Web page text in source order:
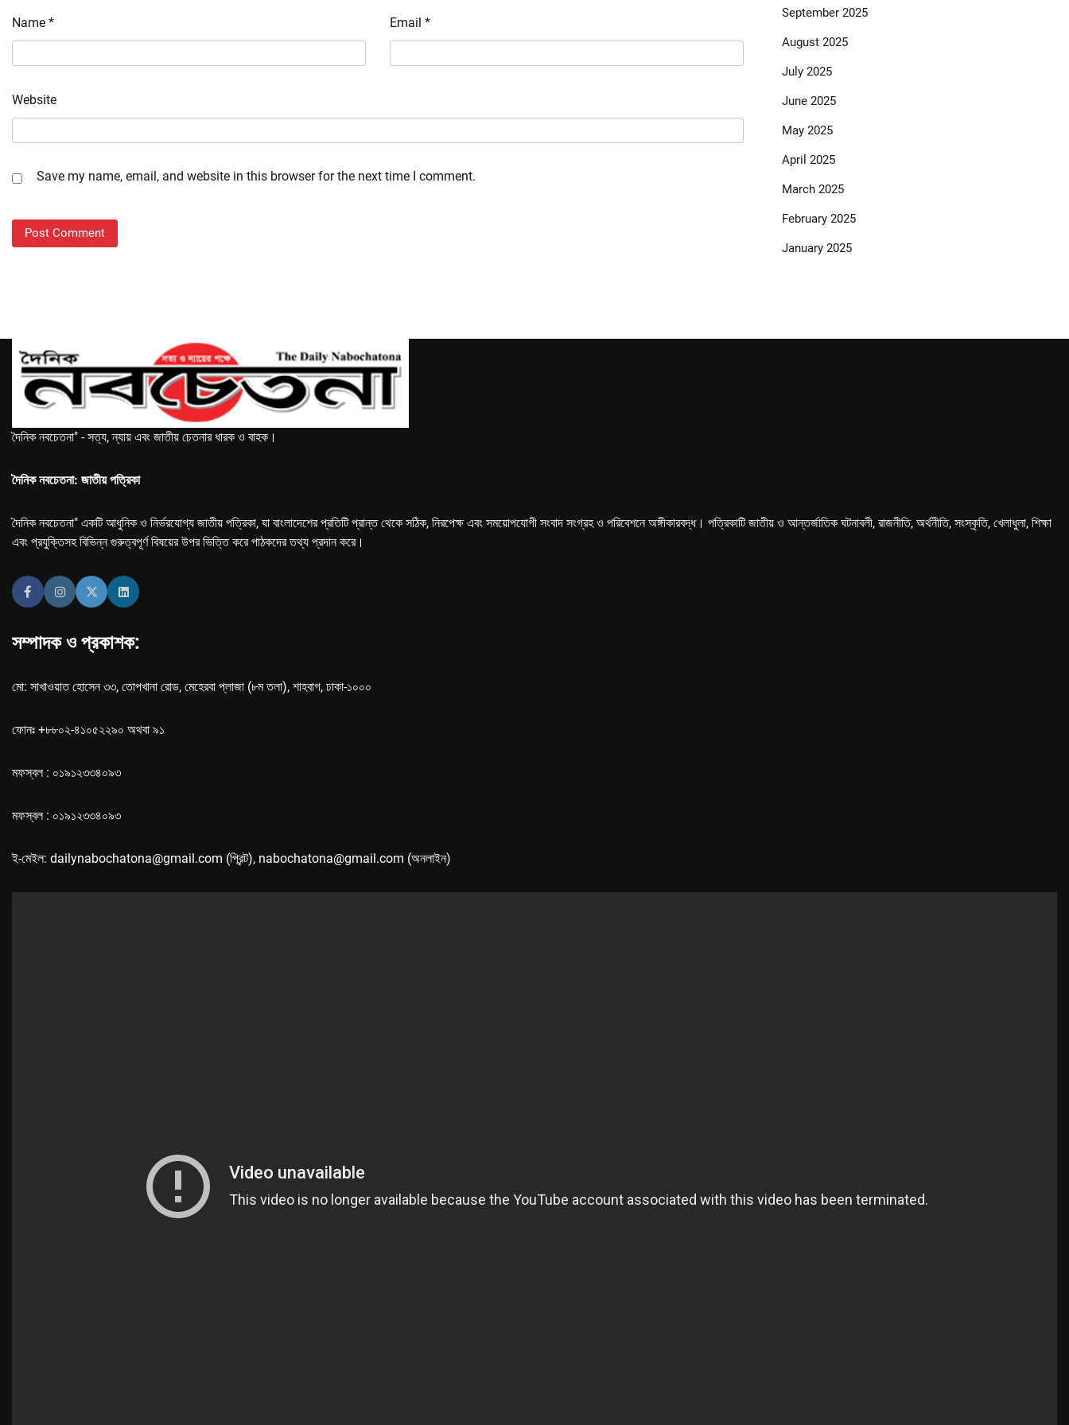
Name * Email *
Website
Save my name, email, and website in this browser for the next time I comment.
September 2025
August 2025
July 2025
June 2025
May 2025
April 2025
March 2025
February 2025
January 2025
দৈনিক নবচেতনা" - সত্য, ন্যায় এবং জাতীয় চেতনার ধারক ও বাহক।
দৈনিক নবচেতনা: জাতীয় পত্রিকা
দৈনিক নবচেতনা" একটি আধুনিক ও নির্ভরযোগ্য জাতীয় পত্রিকা, যা বাংলাদেশের প্রতিটি প্রান্ত থেকে সঠিক, নিরপেক্ষ এবং সময়োপযোগী সংবাদ সংগ্রহ ও পরিবেশনে অঙ্গীকারবদ্ধ। পত্রিকাটি জাতীয় ও আন্তর্জাতিক ঘটনাবলী, রাজনীতি, অর্থনীতি, সংস্কৃতি, খেলাধুলা, শিক্ষা
এবং প্রযুক্তিসহ বিভিন্ন গুরুত্বপূর্ণ বিষয়ের উপর ভিত্তি করে পাঠকদের তথ্য প্রদান করে।
সম্পাদক ও প্রকাশক:
মো: সাখাওয়াত হোসেন ৩৩, তোপখানা রোড, মেহেরবা প্লাজা (৮ম তলা), শাহবাগ, ঢাকা-১০০০
ফোনঃ +৮৮০২-৪১০৫২২৯০ অথবা ৯১
মফস্বল : ০১৯১২৩৩৪০৯৩
মফস্বল : ০১৯১২৩৩৪০৯৩
ই-মেইল: dailynabochatona@gmail.com (প্রিন্ট), nabochatona@gmail.com (অনলাইন)